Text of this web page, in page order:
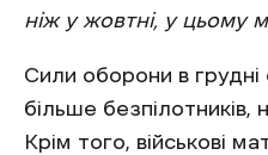
ніж у жовтні, у цьому
Сили оборони в
більше безпілотників,
Крім того, військові